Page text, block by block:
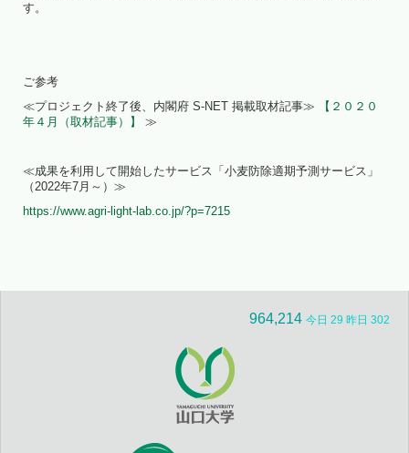
す。
ご参考
≪プロジェクト終了後、内閣府 S-NET 掲載取材記事≫
【２０２０
年４月（取材記事）】
≫
≪成果を利用して開始したサービス「小麦防除適期予測サービス」
（2022年7月～）≫
https://www.agri-light-lab.co.jp/?p=7215
964,214 今日 29 昨日 302